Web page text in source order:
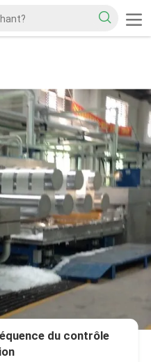
du contrôle